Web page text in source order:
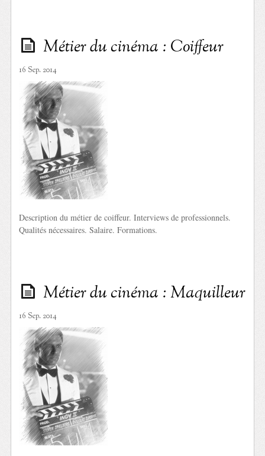
Métier du cinéma : Coiffeur
16 Sep. 2014
Description du métier de coiffeur. Interviews de professionnels.
Qualités nécessaires. Salaire. Formations.
Métier du cinéma : Maquilleur
16 Sep. 2014